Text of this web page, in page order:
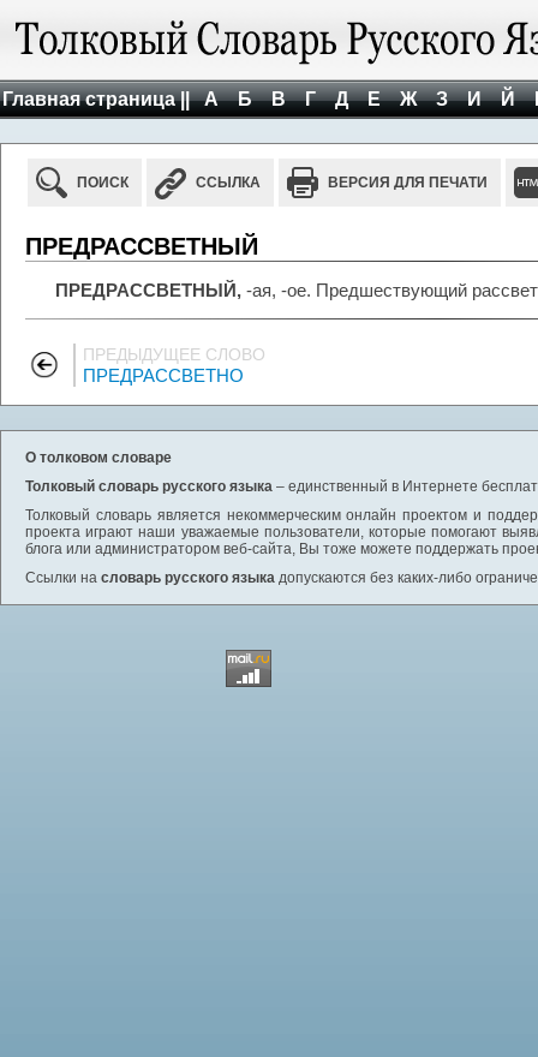
Главная страница || А Б В Г Д Е Ж З И Й
ПОИСК ССЫЛКА ВЕРСИЯ ДЛЯ ПЕЧАТИ
ПРЕДРАССВЕТНЫЙ
ПРЕДРАССВЕТНЫЙ, -ая, -ое. Предшествующий
ПРЕДЫДУЩЕЕ СЛОВО
ПРЕДРАССВЕТНО
О толковом словаре
Толковый словарь русского языка – единственный в Интернете
Толковый словарь является некоммерческим онлайн проектом и
проекта играют наши уважаемые пользователи, которые помогают
блога или администратором веб-сайта, Вы тоже можете поддержать
Ссылки на словарь русского языка допускаются без каких-либо